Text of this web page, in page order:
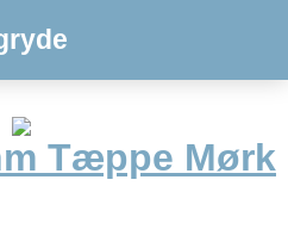
Tæppe Mørk